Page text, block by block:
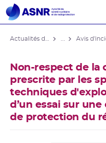
Non-respect de la
prescrite par les
techniques
d’un essai sur
de protection du